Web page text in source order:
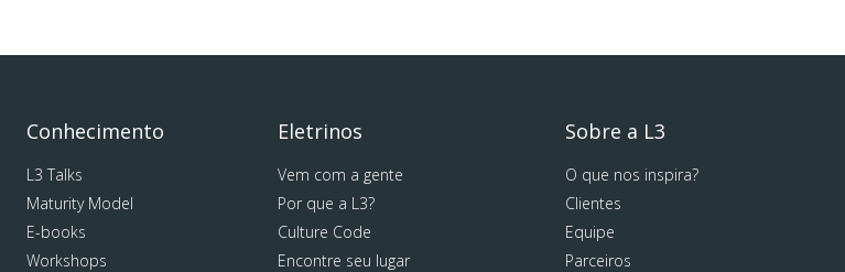
Conhecimento
L3 Talks
Maturity Model
E-books
Workshops
Eletrinos
Vem com a gente
Por que a L3?
Culture Code
Encontre seu lugar
Sobre a L3
O que nos inspira?
Clientes
Equipe
Parceiros